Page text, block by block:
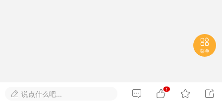

菜单
 说点什么吧...  1  